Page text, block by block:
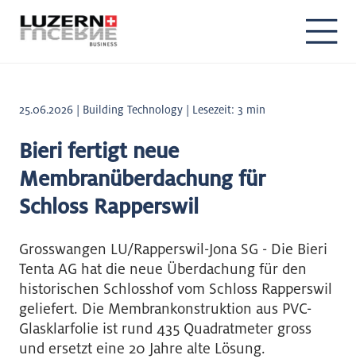
25.06.2026 | Building Technology | Lesezeit: 3 min
Bieri fertigt neue
Membranüberdachung für
Schloss Rapperswil
Grosswangen LU/Rapperswil-Jona SG - Die Bieri
Tenta AG hat die neue Überdachung für den
historischen Schlosshof vom Schloss Rapperswil
geliefert. Die Membrankonstruktion aus PVC-
Glasklarfolie ist rund 435 Quadratmeter gross
und ersetzt eine 20 Jahre alte Lösung.